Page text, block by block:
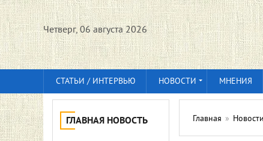
Четверг, 06 августа 2026
СТАТЬИ / ИНТЕРВЬЮ НОВОСТИ МНЕНИЯ
ГЛАВНАЯ НОВОСТЬ Главная » Новости